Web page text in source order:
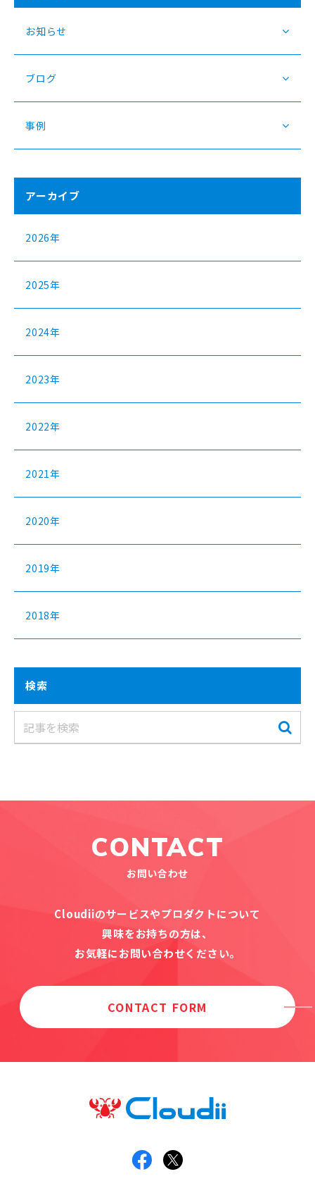
お知らせ
ブログ
事例
アーカイブ
2026年
2025年
2024年
2023年
2022年
2021年
2020年
2019年
2018年
検索
CONTACT
お問い合わせ
Cloudiiのサービスやプロダクトについて
興味をお持ちの方は、
お気軽にお問い合わせください。
CONTACT FORM